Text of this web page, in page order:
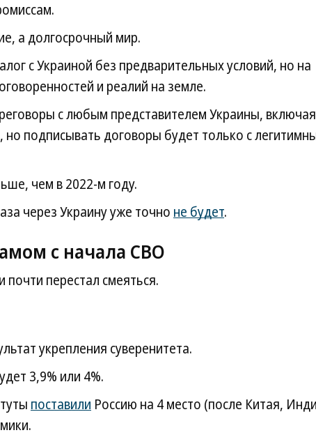
а долгосрочный мир.
с Украиной без предварительных условий, но на
и реалий на земле.
с любым представителем Украины, включая
но подписывать договоры будет только с
чем в 2022-м году.
через Украину уже точно не будет.
с начала СВО
перестал смеяться.
укрепления суверенитета.
3,9% или 4%.
поставили Россию на 4 место (после Китая,